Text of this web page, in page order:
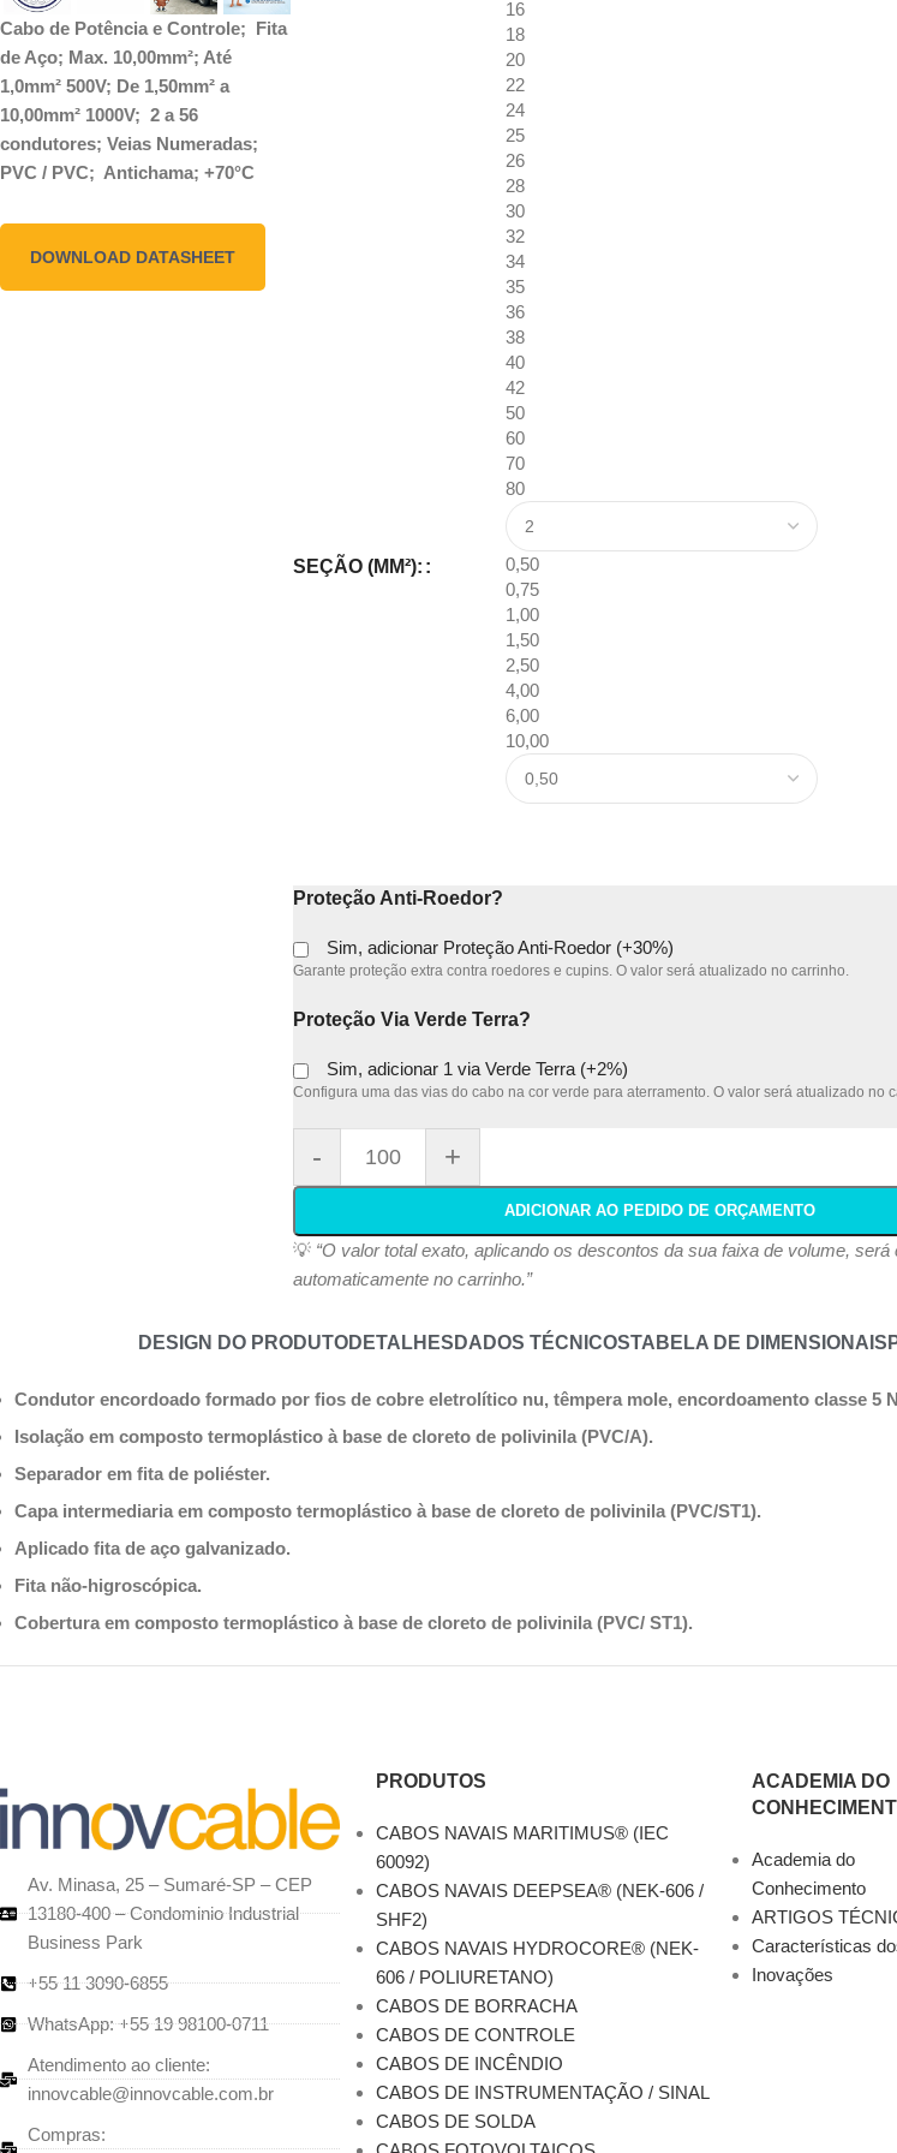
Cabo de Potência e Controle; Fita
de Aço; Max. 10,00mm²; Até
1,0mm² 500V; De 1,50mm² a
10,00mm² 1000V; 2 a 56
condutores; Veias Numeradas;
PVC / PVC; Antichama; +70°C
DOWNLOAD DATASHEET
16
18
20
22
24
25
26
28
30
32
34
35
36
38
40
42
50
60
70
80
SEÇÃO (MM²):
0,50
0,75
1,00
1,50
2,50
4,00
6,00
10,00
Proteção Anti-Roedor?
Sim, adicionar Proteção Anti-Roedor (+30%)
Garante proteção extra contra roedores e cupins. O valor será atualizado no carrinho.
Proteção Via Verde Terra?
Sim, adicionar 1 via Verde Terra (+2%)
Configura uma das vias do cabo na cor verde para aterramento. O valor será atualizado no
- +
ADICIONAR AO PEDIDO DE ORÇAMENTO
💡 “O valor total exato, aplicando os descontos da sua faixa de volume, será
automaticamente no carrinho.”
DESIGN DO PRODUTODETALHES DADOS TÉCNICOSTABELA DE DIMENSIONAIS
Condutor encordoado formado por fios de cobre eletrolítico nu, têmpera mole, encordoamento classe 5
Isolação em composto termoplástico à base de cloreto de polivinila (PVC/A).
Separador em fita de poliéster.
Capa intermediaria em composto termoplástico à base de cloreto de polivinila (PVC/ST1).
Aplicado fita de aço galvanizado.
Fita não-higroscópica.
Cobertura em composto termoplástico à base de cloreto de polivinila (PVC/ ST1).
Av. Minasa, 25 – Sumaré-SP – CEP
13180-400 – Condominio Industrial
Business Park
+55 11 3090-6855
WhatsApp: +55 19 98100-0711
Atendimento ao cliente:
innovcable@innovcable.com.br
Compras:
PRODUTOS
CABOS NAVAIS MARITIMUS® (IEC
60092)
CABOS NAVAIS DEEPSEA® (NEK-606 /
SHF2)
CABOS NAVAIS HYDROCORE® (NEK-
606 / POLIURETANO)
CABOS DE BORRACHA
CABOS DE CONTROLE
CABOS DE INCÊNDIO
CABOS DE INSTRUMENTAÇÃO / SINAL
CABOS DE SOLDA
ACADEMIA DO
Academia do
Conhecimento
ARTIGOS
Características
Inovações